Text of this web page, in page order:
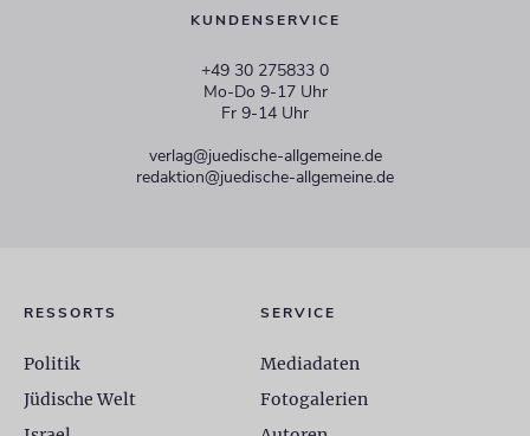
KUNDENSERVICE
+49 30 275833 0
Mo-Do 9-17 Uhr
Fr 9-14 Uhr
verlag@juedische-allgemeine.de
redaktion@juedische-allgemeine.de
RESSORTS
Politik
Jüdische Welt
SERVICE
Mediadaten
Fotogalerien